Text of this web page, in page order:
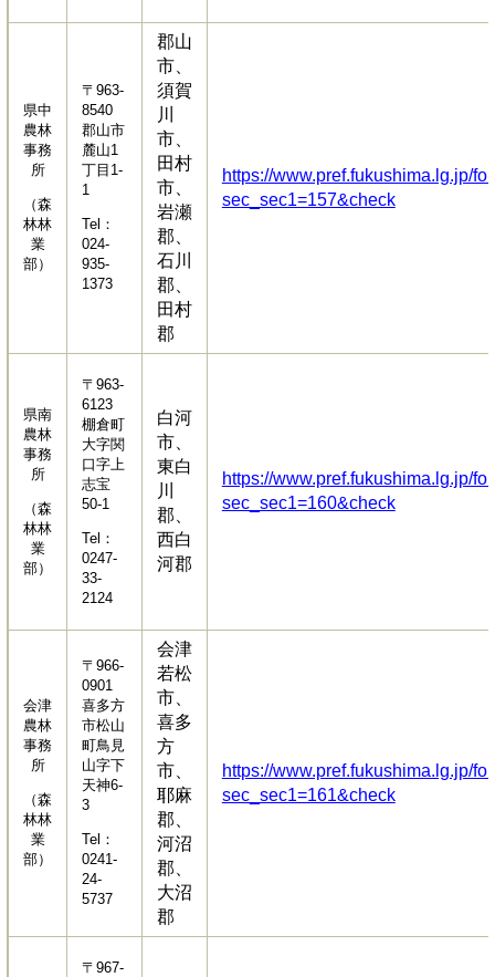
県中
農林
事務
所
（森
林林
業
部）
〒963-
8540
郡山市
麓山1
丁目1-
1
Tel：
024-
935-
1373
郡山
市、
須賀
川
市、
田村
市、
岩瀬
郡、
石川
郡、
田村
郡
https://www.pref.fukushima.lg.jp/
sec_sec1=157&check
県南
農林
事務
所
（森
林林
業
部）
〒963-
6123
棚倉町
大字関
口字上
志宝
50-1
Tel：
0247-
33-
2124
白河
市、
東白
川
郡、
西白
河郡
https://www.pref.fukushima.lg.jp/
sec_sec1=160&check
会津
農林
事務
所
（森
林林
業
部）
〒966-
0901
喜多方
市松山
町鳥見
山字下
天神6-
3
Tel：
0241-
24-
5737
会津
若松
市、
喜多
方
市、
耶麻
郡、
河沼
郡、
大沼
郡
https://www.pref.fukushima.lg.jp/
sec_sec1=161&check
〒967-